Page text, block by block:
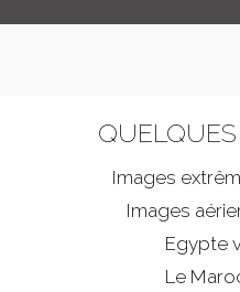
Images
Images
Egypte
Le